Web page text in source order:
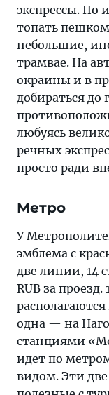
экспрессы. По
топать
небольшие,
трамвае. На
окраины и в
добираться до
любуясь
речных
просто ради
Метро
У
эмблема с
две линии, 14
RUB за
одна — на
станциями
идет по
видом. Эти